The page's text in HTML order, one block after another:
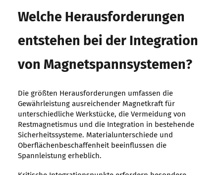
Welche Herausforderungen
entstehen bei der Integration
von Magnetspannsystemen?
Die größten Herausforderungen umfassen die
Gewährleistung ausreichender Magnetkraft für
unterschiedliche Werkstücke, die Vermeidung von
Restmagnetismus und die Integration in bestehende
Sicherheitssysteme. Materialunterschiede und
Oberflächenbeschaffenheit beeinflussen die
Spannleistung erheblich.